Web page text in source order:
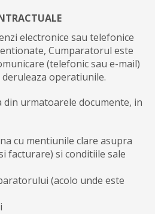
electronice sau telefonice
Cumparatorul este
(telefonic sau e-mail)
operatiunile.
din urmatoarele documente, in
cu mentiunile clare asupra
facturare) si conditiile sale
(acolo unde este